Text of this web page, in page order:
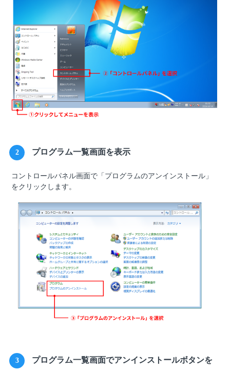
2 プログラム一覧画面を表示
コントロールパネル画面で「プログラムのアンインストール」
をクリックします。
3
プログラム一覧画面でアンインストールボタンを